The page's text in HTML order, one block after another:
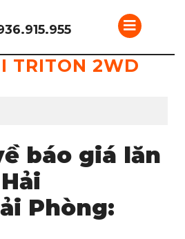
Open
TRITON 2WD
báo giá lăn
Phòng: